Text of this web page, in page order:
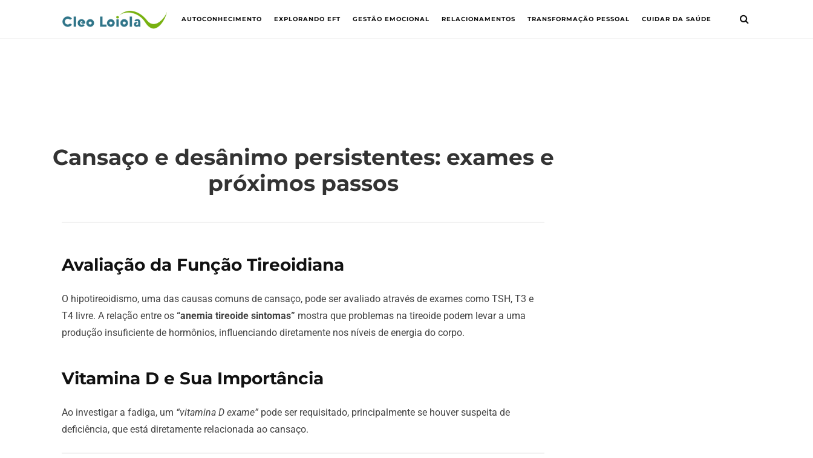
AUTOCONHECIMENTO EXPLORANDO EFT GESTÃO EMOCIONAL RELACIONAMENTOS TRANSFORMAÇÃO PESSOAL CUIDAR DA SAÚDE
Cansaço e desânimo persistentes: exames e
próximos passos
Avaliação da Função Tireoidiana
O hipotireoidismo, uma das causas comuns de cansaço, pode ser avaliado através de exames como TSH, T3 e
T4 livre. A relação entre os “anemia tireoide sintomas” mostra que problemas na tireoide podem levar a uma
produção insuficiente de hormônios, influenciando diretamente nos níveis de energia do corpo.
Vitamina D e Sua Importância
Ao investigar a fadiga, um “vitamina D exame” pode ser requisitado, principalmente se houver suspeita de
deficiência, que está diretamente relacionada ao cansaço.